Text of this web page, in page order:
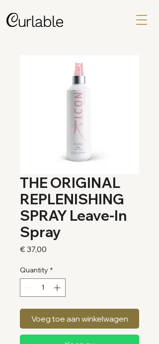
THE ORIGINAL
REPLENISHING
SPRAY Leave-In
Spray
€ 37,00
Quantity *
Voeg toe aan winkelwagen